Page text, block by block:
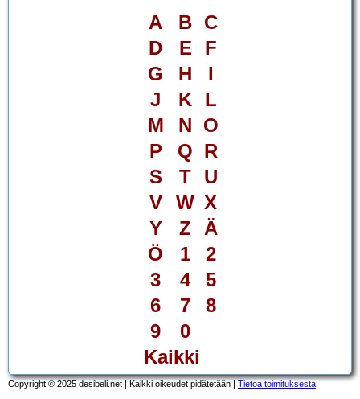
A B C
D
E
F
G
H
I
J
K
L
M
N O
P
Q R
S
T
U
V
W X
Y
Z
Ä
Ö
1
2
3
4
5
6
7
8
9
0
Kaikki
Copyright © 2025 desibeli.net | Kaikki oikeudet pidätetään | Tietoa toimituksesta